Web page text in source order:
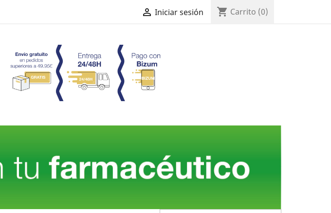
 Iniciar sesión shopping_cart Carrito (0)